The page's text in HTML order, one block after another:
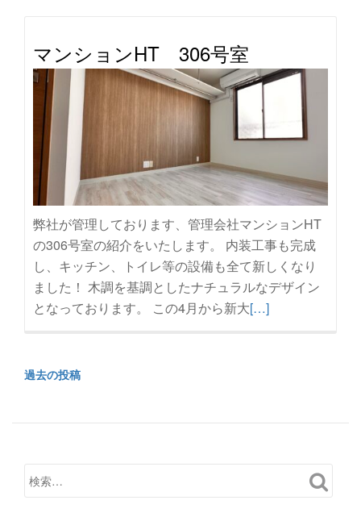
夏
季
休
お
知
ら
せ
マンションHT 306号室
弊社が管理しております、管理会社マンションHT
の306号室の紹介をいたします。 内装工事も完成
し、キッチン、トイレ等の設備も全て新しくなり
ました！ 木調を基調としたナチュラルなデザイン
となっております。 この4月から新大続
ン
[…]
投
ー
シ
過去の投稿